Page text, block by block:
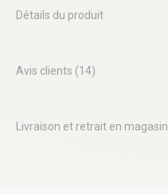
Détails du produit
Avis clients (14)
Livraison et retrait en magasin